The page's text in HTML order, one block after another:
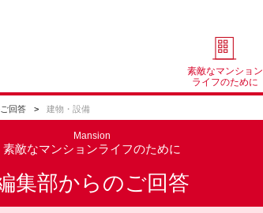
素敵なマンション
ライフのために
回答 建物・設備
Mansion
素敵なマンションライフのために
集部からのご回答